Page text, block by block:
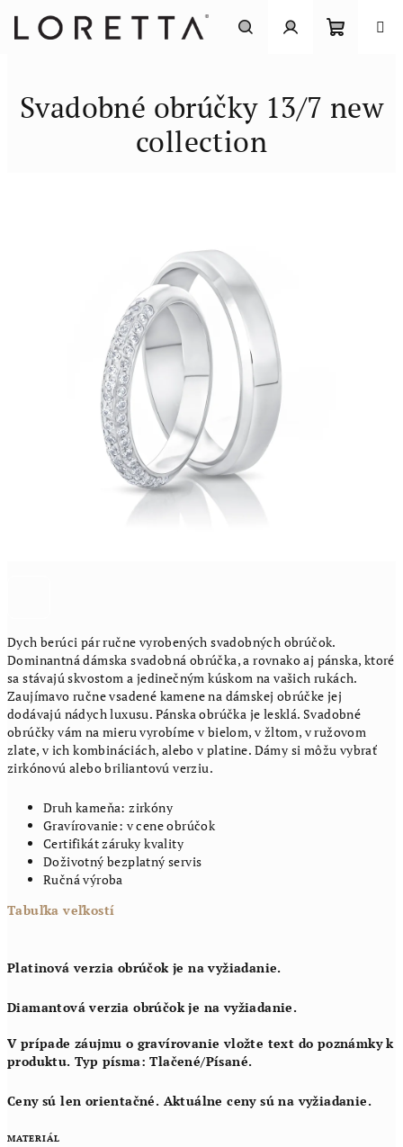
obsah
košík
Dych berúci pár ručne vyrobených svadobných obrúčok.
Dominantná dámska svadobná obrúčka, a rovnako aj pánska, ktoré
sa stávajú skvostom a jedinečným kúskom na vašich rukách.
Zaujímavo ručne vsadené kamene na dámskej obrúčke jej
dodávajú nádych luxusu. Pánska obrúčka je lesklá. Svadobné
obrúčky vám na mieru vyrobíme v bielom, v žltom, v ružovom
zlate, v ich kombináciách, alebo v platine. Dámy si môžu vybrať
zirkónovú alebo briliantovú verziu.
Druh kameňa: zirkóny
Gravírovanie: v cene obrúčok
Certifikát záruky kvality
Doživotný bezplatný servis
Ručná výroba
Tabuľka veľkostí
Platinová verzia obrúčok je na vyžiadanie.
Diamantová verzia obrúčok je na vyžiadanie.
V prípade záujmu o gravírovanie vložte text do poznámky k
produktu. Typ písma: Tlačené/Písané.
Ceny sú len orientačné. Aktuálne ceny sú na vyžiadanie.
MATERIÁL
Svadobné obrúčky 13/7 new
collection